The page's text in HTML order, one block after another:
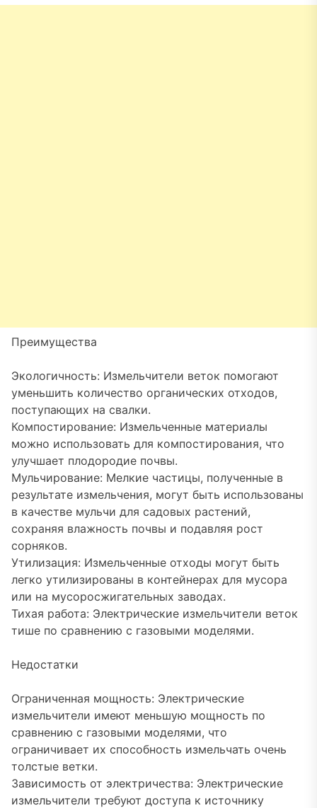
Преимущества
Экологичность: Измельчители веток помогают
уменьшить количество органических отходов,
поступающих на свалки.
Компостирование: Измельченные материалы
можно использовать для компостирования, что
улучшает плодородие почвы.
Мульчирование: Мелкие частицы, полученные в
результате измельчения, могут быть использованы
в качестве мульчи для садовых растений,
сохраняя влажность почвы и подавляя рост
сорняков.
Утилизация: Измельченные отходы могут быть
легко утилизированы в контейнерах для мусора
или на мусоросжигательных заводах.
Тихая работа: Электрические измельчители веток
тише по сравнению с газовыми моделями.
Недостатки
Ограниченная мощность: Электрические
измельчители имеют меньшую мощность по
сравнению с газовыми моделями, что
ограничивает их способность измельчать очень
толстые ветки.
Зависимость от электричества: Электрические
измельчители требуют доступа к источнику